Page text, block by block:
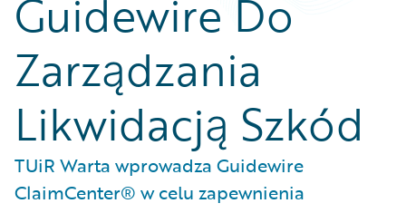
Guidewire Do
Zarządzania
Likwidacją Szkód
TUiR Warta wprowadza Guidewire
ClaimCenter® w celu zapewnienia